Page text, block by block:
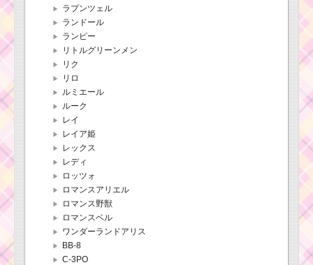
ラプンツェル
ランドール
ランピー
リトルグリーンメン
リク
リロ
ルミエール
ルーク
レイ
レイア姫
レックス
レディ
ロッツォ
ロマンスアリエル
ロマンス野獣
ロマンスベル
ワンダーランドアリス
BB-8
C-3PO